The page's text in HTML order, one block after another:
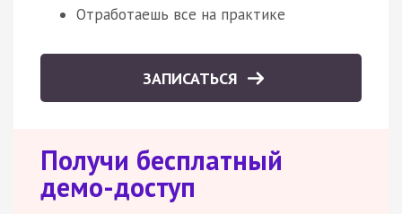
Отработаешь все на практике
ЗАПИСАТЬСЯ
Получи бесплатный
демо-доступ